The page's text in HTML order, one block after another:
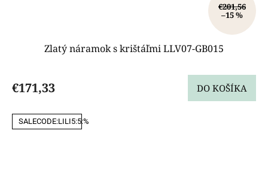
€201,56
–15 %
Zlatý náramok s krištáľmi LLV07-GB015
€171,33 DO KOŠÍKA
SALECODE:LILI5:5:%